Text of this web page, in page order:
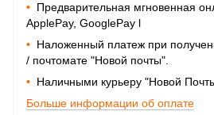
• Предварительная мгновенная
ApplePay, GooglePay l
• Наложенный платеж при
/ почтомате "Новой почты".
• Наличными курьеру "Новой
Больше информации об оплате